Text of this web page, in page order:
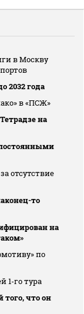
в Москву
2032 года
в «ПСЖ»
на
отсутствие
то
на
по
1-го тура
что он